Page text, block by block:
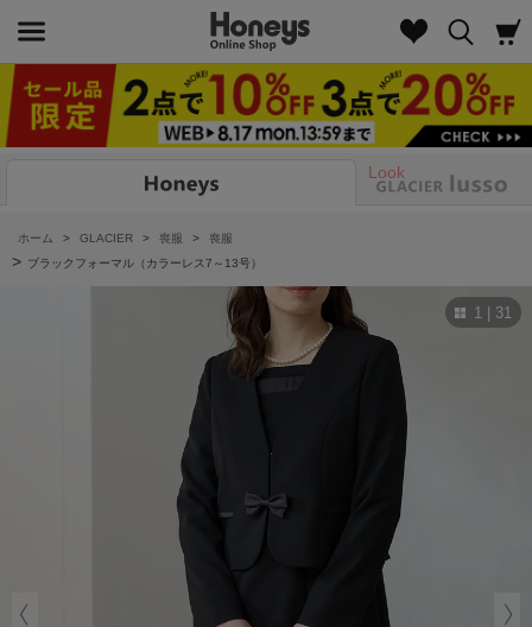
Look
ホーム > GLACIER > 喪服 > 喪服
> ブラックフォーマル（カラーレス7～13号）
1 | 31